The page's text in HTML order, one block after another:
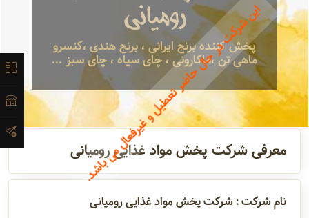
این شرکت در حال حاضر تعطیل و غیرفعال می باشد.
رومیانی
پخش کننده برنج ایرانی ، برنج هندی ،کنسرو
ماهی تن ،ماکارونی ، چای سیاه ، چای سبز ...
لیست
محصولات
آدرس و
اطلاعات
تماس
مدیران و
مسئولین
معرفی شرکت پخش مواد غذایی رومیانی
نام شرکت : شرکت پخش مواد غذایی رومیانی